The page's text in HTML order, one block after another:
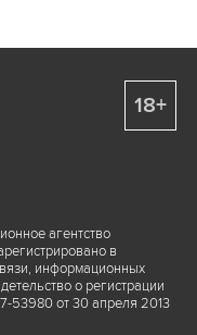
агентство
в
информационных
о регистрации
53980 от 30 апреля 2013
18+